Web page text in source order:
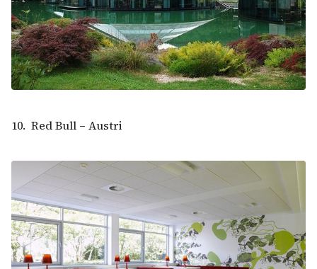
10. Red Bull – Austri